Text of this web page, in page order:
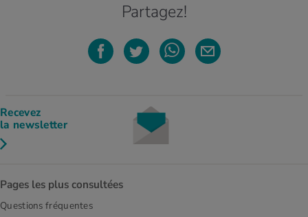
Partagez!
Recevez
la newsletter
Pages les plus consultées
Questions fréquentes